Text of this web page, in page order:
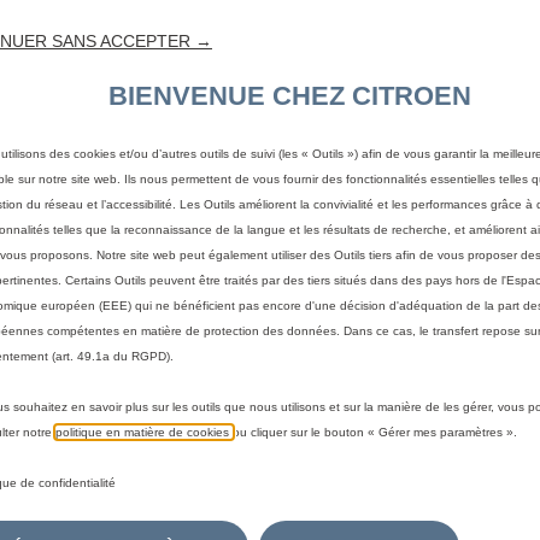
véhicule
méthode pour identifier votre véhicule et afficher les
Par modèle
Par N° de VIN
SANS ACCEPTER →
BIENVENUE CHEZ CITROEN
des cookies et/ou d’autres outils de suivi (les « Outils ») afin de vous garantir la
sur notre site web. Ils nous permettent de vous fournir des fonctionnalités essentielles telles
du réseau et l’accessibilité. Les Outils améliorent la convivialité et les performances grâce à
telles que la reconnaissance de la langue et les résultats de recherche, et améliorent
proposons. Notre site web peut également utiliser des Outils tiers afin de vous proposer
Certains Outils peuvent être traités par des tiers situés dans des pays hors de
européen (EEE) qui ne bénéficient pas encore d'une décision d'adéquation de la part
compétentes en matière de protection des données. Dans ce cas, le transfert repose
(art. 49.1a du RGPD).
souhaitez en savoir plus sur les outils que nous utilisons et sur la manière de les gérer, vous
notre politique en matière de cookies ou cliquer sur le bouton « Gérer mes paramètres ».
de confidentialité